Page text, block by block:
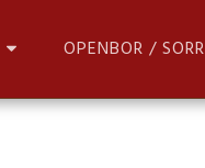
OPENBOR / SORR